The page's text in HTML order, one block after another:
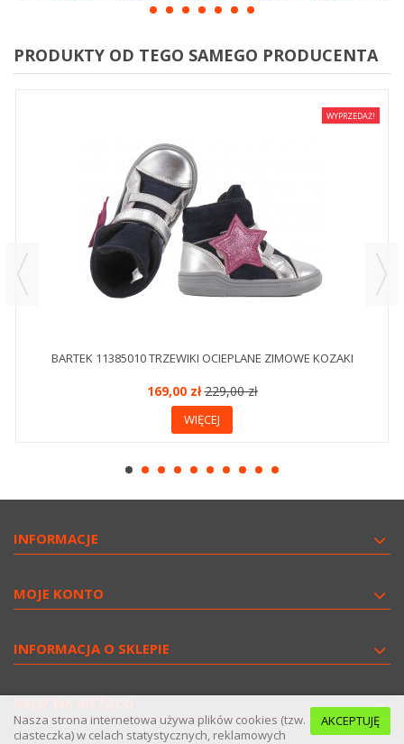
PRODUKTY OD TEGO SAMEGO PRODUCENTA
WYPRZEDAŻ!
BARTEK 11385010 TRZEWIKI OCIEPLANE ZIMOWE KOZAKI
169,00 zł229,00 zł
WIĘCEJ
INFORMACJE
MOJE KONTO
INFORMACJA O SKLEPIE
AKCEPTUJĘ
Nasza strona internetowa używa plików cookies (tzw.
ciasteczka) w celach statystycznych, reklamowych